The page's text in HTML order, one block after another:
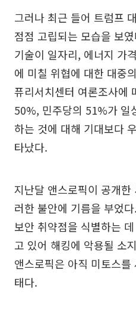
그러나 최근 들어 트럼프
점점 고립되는 모습을 보
기술이 일자리, 에너지 가
에 미칠 위협에 대한 대중
퓨리서치센터 여론조사에
50%, 민주당의 51%가 일
하는 것에 대해 기대보다
타났다.
지난달 앤스로픽이 공개한
러한 불안에 기름을 부었
보안 취약점을 식별하는
고 있어 해킹에 악용될 소
앤스로픽은 아직 미토스
태다.